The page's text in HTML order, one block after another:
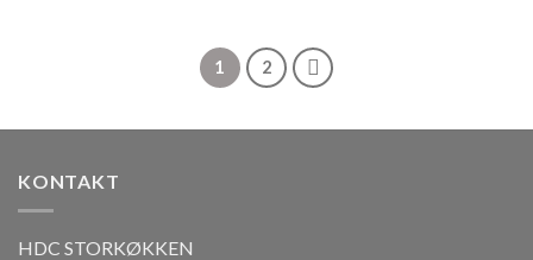
1 2
KONTAKT
HDC STORKØKKEN